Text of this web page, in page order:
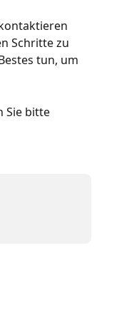
Schritte zu
tun, um
Sie bitte